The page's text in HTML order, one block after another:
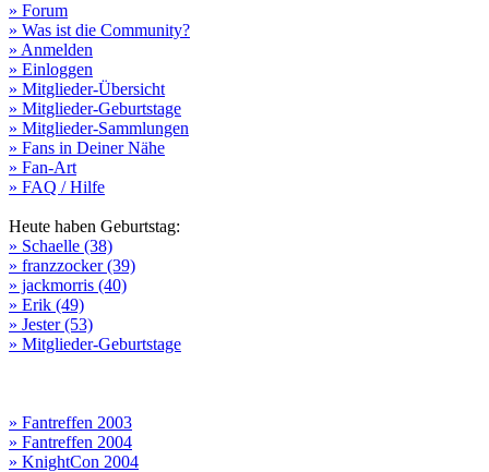
» Forum
» Was ist die Community?
» Anmelden
» Einloggen
» Mitglieder-Übersicht
» Mitglieder-Geburtstage
» Mitglieder-Sammlungen
» Fans in Deiner Nähe
» Fan-Art
» FAQ / Hilfe
Heute haben Geburtstag:
» Schaelle (38)
» franzzocker (39)
» jackmorris (40)
» Erik (49)
» Jester (53)
» Mitglieder-Geburtstage
» Fantreffen 2003
» Fantreffen 2004
» KnightCon 2004